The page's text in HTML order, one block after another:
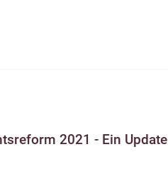
2021 - Ein Update